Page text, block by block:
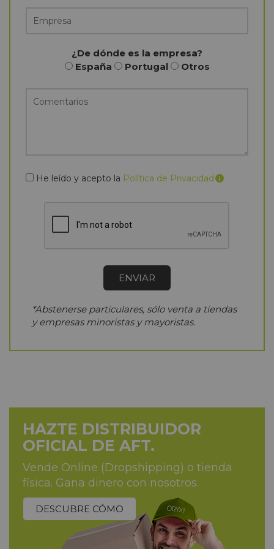
¿De dónde es la empresa?
España
Portugal Otros
He leído y acepto la Política de Privacidad
*Abstenerse particulares, sólo venta a tiendas
y empresas minoristas y mayoristas.
HAZTE DISTRIBUIDOR
OFICIAL DE AFT.
Vende Online (Dropshipping) o tienda
física. Gana dinero con nosotros.
DESCUBRE CÓMO